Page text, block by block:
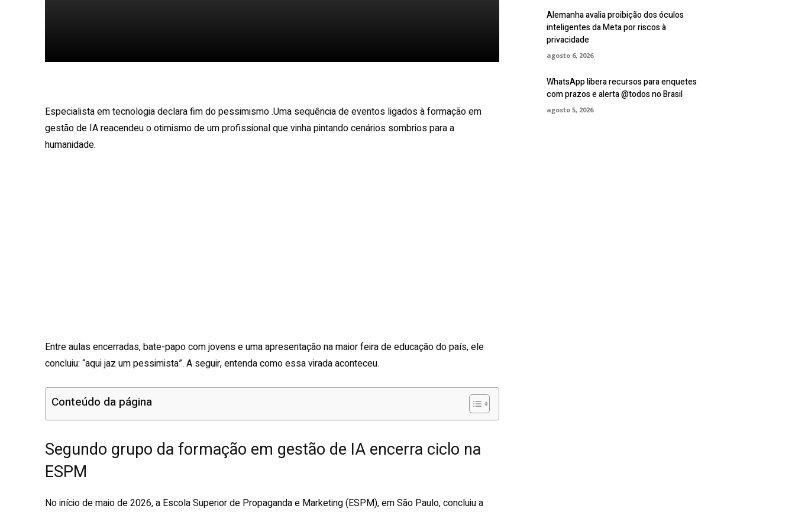
Especialista em tecnologia declara fim do pessimismo .Uma sequência de eventos ligados à formação em
gestão de IA reacendeu o otimismo de um profissional que vinha pintando cenários sombrios para a
humanidade.
Entre aulas encerradas, bate-papo com jovens e uma apresentação na maior feira de educação do país, ele
concluiu: “aqui jaz um pessimista”. A seguir, entenda como essa virada aconteceu.
Conteúdo da página
Segundo grupo da formação em gestão de IA encerra ciclo na
ESPM
No início de maio de 2026, a Escola Superior de Propaganda e Marketing (ESPM), em São Paulo, concluiu a
Alemanha avalia proibição dos óculos
inteligentes da Meta por riscos à
privacidade
agosto 6, 2026
WhatsApp libera recursos para enquetes
com prazos e alerta @todos no Brasil
agosto 5, 2026